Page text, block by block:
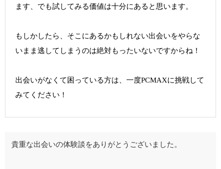
ます、でも試してみる価値は十分にあると思います。
もしかしたら、そこにあるかもしれない出会いをやらな
いまま逃してしまうのは絶対もったいないですからね！
出会いがなくて困っている方は、一度PCMAXに挑戦して
みてください！
貴重な出会いの体験談をありがとうございました。